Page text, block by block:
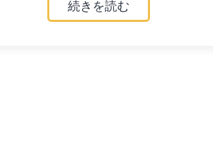
続きを読む